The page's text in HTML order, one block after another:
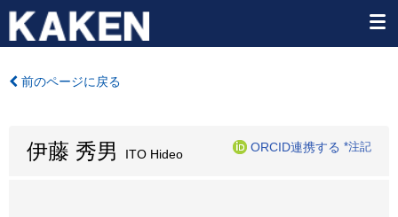
前のページに戻る
伊藤 秀男 ITO Hideo
ORCID連携する *注記